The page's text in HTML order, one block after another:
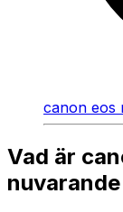
canon eos
Vad är